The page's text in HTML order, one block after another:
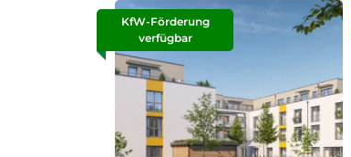
KfW-Förderung
verfügbar